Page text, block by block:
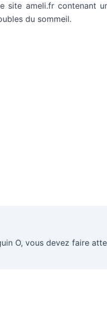
site ameli.fr contenant
du sommeil.